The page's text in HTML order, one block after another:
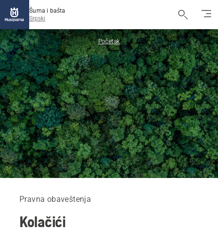
Šuma i bašta
Srpski
Početak
Pravna obaveštenja
Kolačići